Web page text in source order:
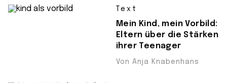
Text
Mein Kind, mein Vorbild:
Eltern über die Stärken
ihrer Teenager
Von Anja Knabenhans